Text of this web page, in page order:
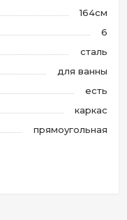
164см
6
сталь
для ванны
есть
каркас
прямоугольная